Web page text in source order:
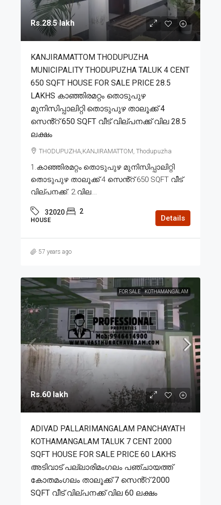
Rs.28.5 lakh
KANJIRAMATTOM THODUPUZHA
MUNICIPALITY THODUPUZHA TALUK 4 CENT
650 SQFT HOUSE FOR SALE PRICE 28.5
LAKHS കാഞ്ഞിരമറ്റം തൊടുപുഴ
മുനിസിപ്പാലിറ്റി തൊടുപുഴ താലൂക്ക് 4
സെൻ്റ് 650 SQFT വീട് വില്പനക്ക് വില 28.5
ലക്ഷം
THODUPUZHA,KANJIRAMATTOM, Thodupuzha
1.കാഞ്ഞിരമറ്റം തൊടുപുഴ മുനിസിപ്പാലിറ്റി
തൊടുപുഴ താലൂക്ക് 4 സെൻ്റ് 650 SQFT വീട്
വില്പനക്ക്. 2.വില...
32020 2
HOUSE Details
57 years ago
FOR SALE KOTHAMANGALAM
Rs.60 lakh
ADIVAD PALLARIMANGALAM PANCHAYATH
KOTHAMANGALAM TALUK 7 CENT 2000
SQFT HOUSE FOR SALE PRICE 60 LAKHS
അടിവാട് പല്ലാരിമംഗലം പഞ്ചായത്ത്
കോതമംഗലം താലൂക്ക് 7 സെൻ്റ് 2000
SQFT വീട് വില്പനക്ക് വില 60 ലക്ഷം